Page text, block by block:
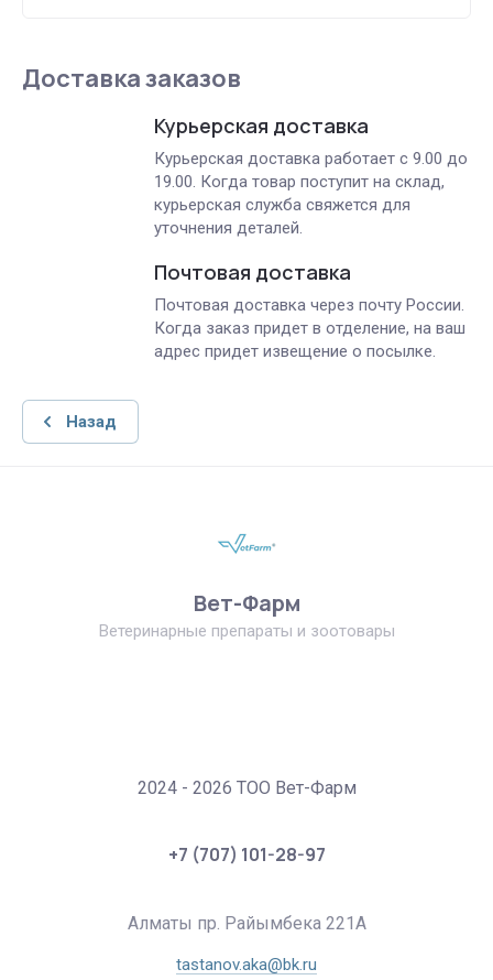
Доставка заказов
Курьерская доставка
Курьерская доставка работает с 9.00 до
19.00. Когда товар поступит на склад,
курьерская служба свяжется для
уточнения деталей.
Почтовая доставка
Почтовая доставка через почту России.
Когда заказ придет в отделение, на ваш
адрес придет извещение о посылке.
Назад
Вет-Фарм
Ветеринарные препараты и зоотовары
2024 - 2026 ТОО Вет-Фарм
+7 (707) 101-28-97
Алматы пр. Райымбека 221А
tastanov.aka@bk.ru